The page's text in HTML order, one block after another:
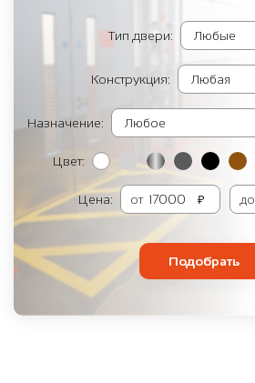
Тип двери:
Конструкция:
Назначение:
Цвет:
Цена: от ₽ до
Подобрать